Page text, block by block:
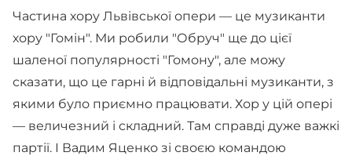
Частина хору Львівської опери — це музиканти
хору "Гомін". Ми робили "Обруч" ще до цієї
шаленої популярності "Гомону", але можу
сказати, що це гарні й відповідальні музиканти, з
якими було приємно працювати. Хор у цій опері
— величезний і складний. Там справді дуже важкі
партії. І Вадим Яценко зі своєю командою